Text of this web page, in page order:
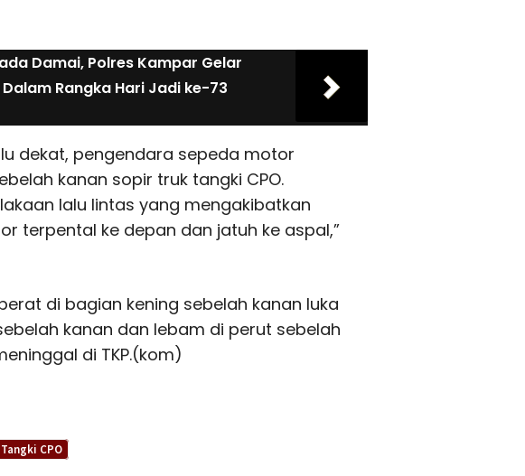
Damai, Polres Kampar Gelar
Rangka Hari Jadi ke-73
dekat, pengendara sepeda motor
kanan sopir truk tangki CPO.
lalu lintas yang mengakibatkan
terpental ke depan dan jatuh ke aspal,”
di bagian kening sebelah kanan luka
kanan dan lebam di perut sebelah
di TKP.(kom)
CPO